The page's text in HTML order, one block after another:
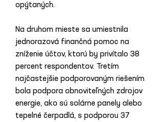
opýtaných.
Na druhom mieste sa umiestnila
jednorazová finančná pomoc na
zníženie účtov, ktorú by privítalo 38
percent respondentov. Tretím
najčastejšie podporovaným riešením
bola podpora obnoviteľných zdrojov
energie, ako sú solárne panely alebo
tepelné čerpadlá, s podporou 37